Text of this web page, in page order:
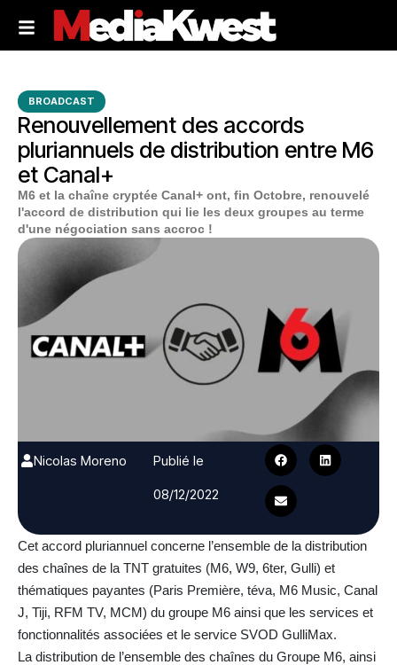
BROADCAST
Renouvellement des accords
pluriannuels de distribution entre M6
et Canal+
M6 et la chaîne cryptée Canal+ ont, fin Octobre, renouvelé
l'accord de distribution qui lie les deux groupes au terme
d'une négociation sans accroc !
Nicolas Moreno
Publié le
08/12/2022
Cet accord pluriannuel concerne l’ensemble de la distribution
des chaînes de la TNT gratuites (M6, W9, 6ter, Gulli) et
thématiques payantes (Paris Première, téva, M6 Music, Canal
J, Tiji, RFM TV, MCM) du groupe M6 ainsi que les services et
fonctionnalités associées et le service SVOD GulliMax.
La distribution de l’ensemble des chaînes du Groupe M6, ainsi